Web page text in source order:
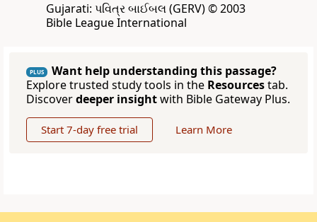
Gujarati: પવિત્ર બાઈબલ (GERV) © 2003
Bible League International
PLUS
Want help understanding this passage?
Explore trusted study tools in the Resourcestab.
Discoverdeeper insightwith Bible Gateway Plus.
Start 7-day free trial Learn More